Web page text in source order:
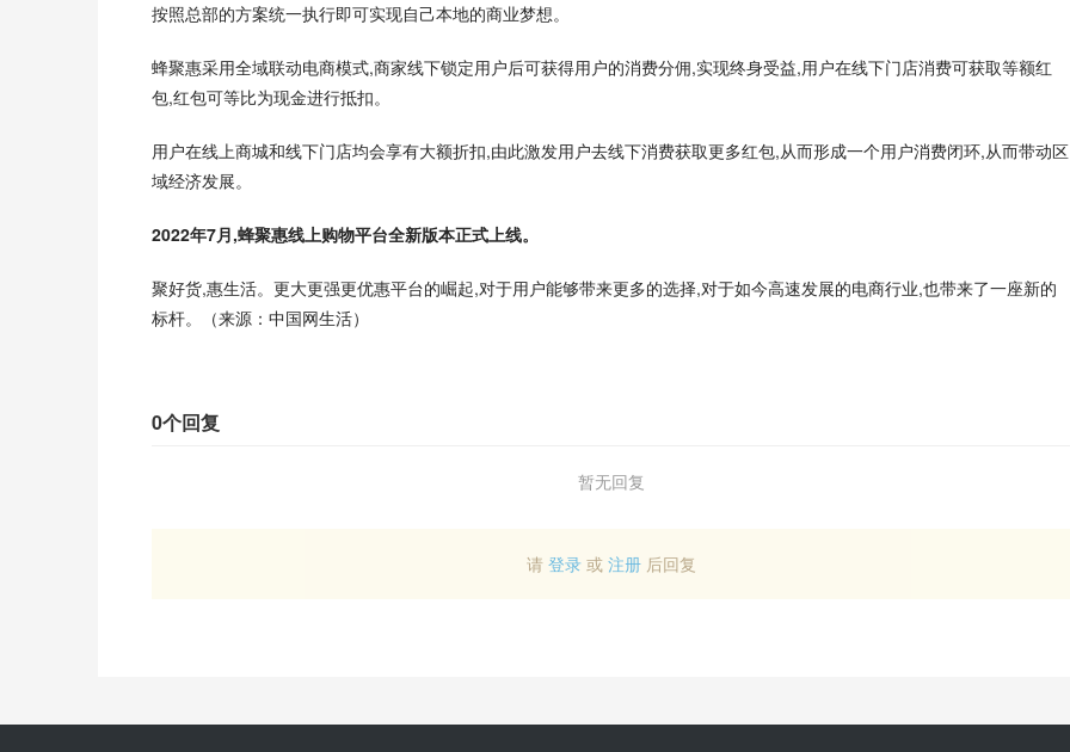
按照总部的方案统一执行即可实现自己本地的商业梦想。
蜂聚惠采用全域联动电商模式,商家线下锁定用户后可获得用户的消费分佣,实现终身受益,用户在线下门店消费可获取等额红
包,红包可等比为现金进行抵扣。
用户在线上商城和线下门店均会享有大额折扣,由此激发用户去线下消费获取更多红包,从而形成一个用户消费闭环,从而带动区
域经济发展。
2022年7月,蜂聚惠线上购物平台全新版本正式上线。
聚好货,惠生活。更大更强更优惠平台的崛起,对于用户能够带来更多的选择,对于如今高速发展的电商行业,也带来了一座新的
标杆。（来源：中国网生活）
0个回复
暂无回复
请 登录 或 注册 后回复